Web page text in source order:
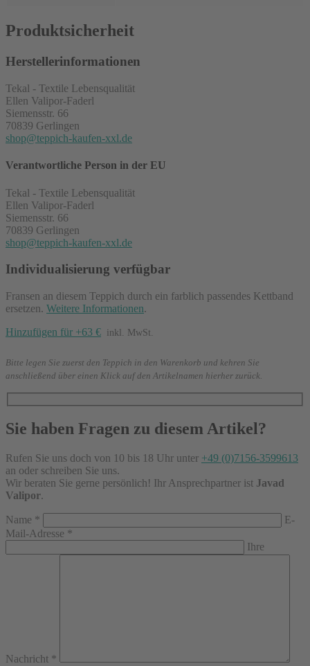
Produktsicherheit
Herstellerinformationen
Tekal - Textile Lebensqualität
Ellen Valipor-Faderl
Siemensstr. 66
70839 Gerlingen
shop@teppich-kaufen-xxl.de
Verantwortliche Person in der EU
Tekal - Textile Lebensqualität
Ellen Valipor-Faderl
Siemensstr. 66
70839 Gerlingen
shop@teppich-kaufen-xxl.de
Individualisierung verfügbar
Fransen an diesem Teppich durch ein farblich passendes Kettband
ersetzen. Weitere Informationen.
Hinzufügen für +63 € inkl. MwSt.
Bitte legen Sie zuerst den Teppich in den Warenkorb und kehren Sie
anschließend über einen Klick auf den Artikelnamen hierher zurück.
Sie haben Fragen zu diesem Artikel?
Rufen Sie uns doch von 10 bis 18 Uhr unter +49 (0)7156-3599613
an oder schreiben Sie uns.
Wir beraten Sie gerne persönlich! Ihr Ansprechpartner ist Javad
Valipor.
Name *
E-
Mail-Adresse *
Ihre
Nachricht *